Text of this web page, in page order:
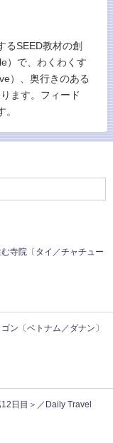
るSEED教材の創
）で、わくわくす
）、奥行きのある
ます。フィード
。
寺院〔タイ／チャチュー
ン〔ベトナム／ダナン〕
日目＞／Daily Travel